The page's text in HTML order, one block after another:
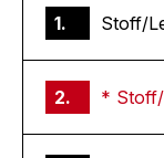
1. Stoff/
2. *